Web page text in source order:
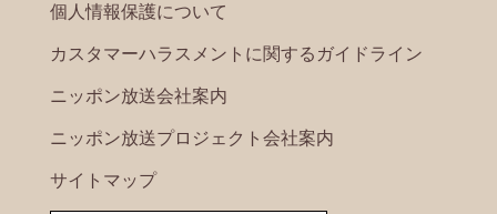
個人情報保護について
カスタマーハラスメントに関するガイドライン
ニッポン放送会社案内
ニッポン放送プロジェクト会社案内
サイトマップ